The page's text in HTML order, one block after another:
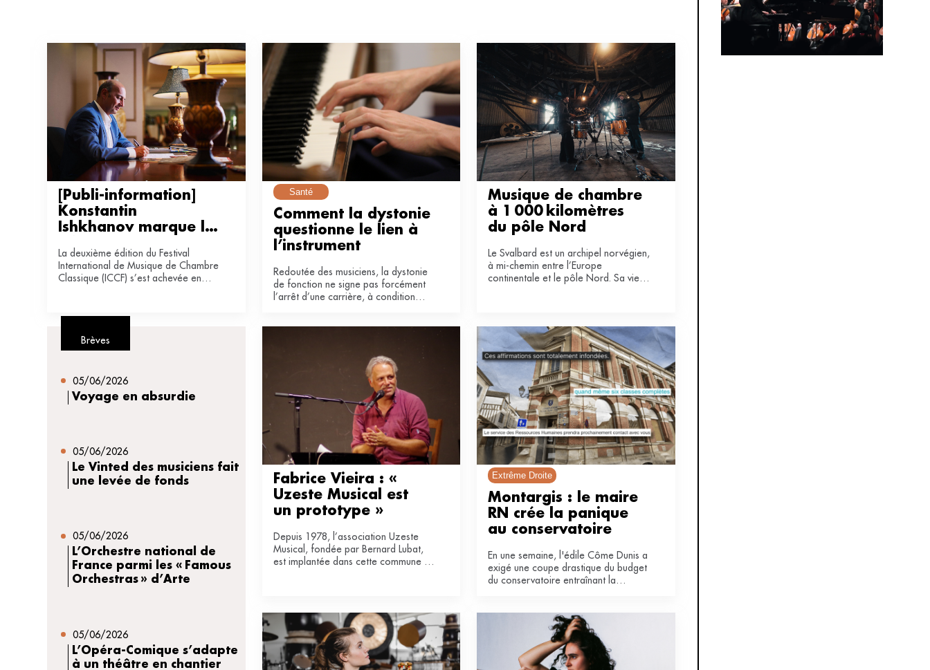
[Publi-information]
Konstantin
Ishkhanov marque la
l’ICCF 2026 en
Belgique
La deuxième édition du Festival
International de Musique de Chambre
Classique (ICCF) s’est achevée en
collaborations entre artistes
Santé
Comment la dystonie
questionne le lien à
l’instrument
Redoutée des musiciens, la dystonie
de fonction ne signe pas forcément
l’arrêt d’une carrière, à condition
Musique de chambre
à 1 000 kilomètres
du pôle Nord
Le Svalbard est un archipel norvégien,
à mi-chemin entre l’Europe
continentale et le pôle Nord. Sa vie
Brèves
05/06/2026
Voyage en absurdie
05/06/2026
Le Vinted des musiciens fait
une levée de fonds
05/06/2026
L’Orchestre national de
France parmi les « Famous
Orchestras » d’Arte
05/06/2026
L’Opéra-Comique s’adapte
à un théâtre en chantier
Fabrice Vieira : «
Uzeste Musical est
un prototype »
Depuis 1978, l’association Uzeste
Musical, fondée par Bernard Lubat,
est implantée dans cette commune de
Extrême Droite
Montargis : le maire
RN crée la panique
En une semaine, l'édile Côme Dunis a
exigé une coupe drastique du budget
du conservatoire entraînant la